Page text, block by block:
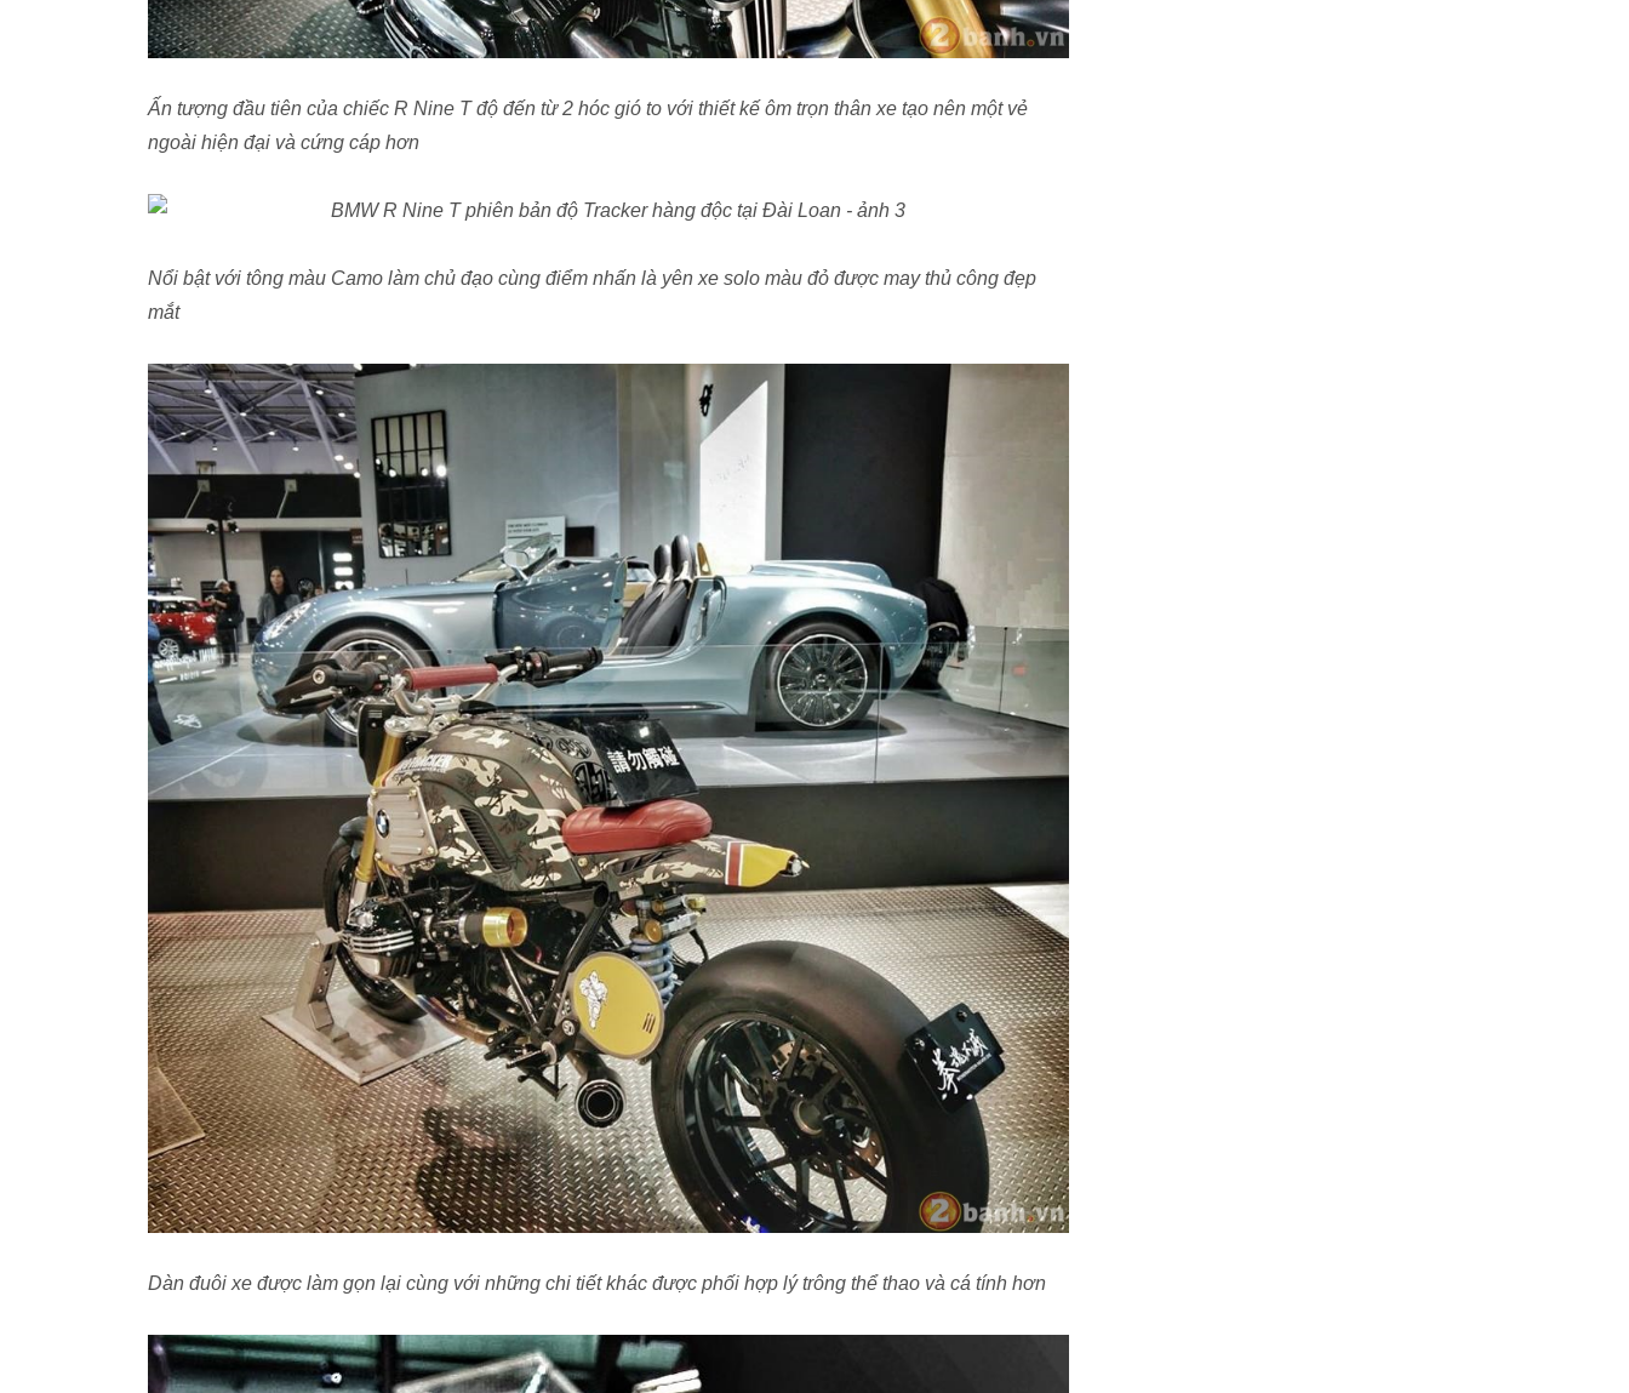
Ấn tượng đầu tiên của chiếc R Nine T độ đến từ 2 hóc gió to với thiết kế ôm trọn thân xe tạo nên một vẻ
ngoài hiện đại và cứng cáp hơn
Nổi bật với tông màu Camo làm chủ đạo cùng điểm nhấn là yên xe solo màu đỏ được may thủ công đẹp
mắt
Dàn đuôi xe được làm gọn lại cùng với những chi tiết khác được phối hợp lý trông thể thao và cá tính hơn